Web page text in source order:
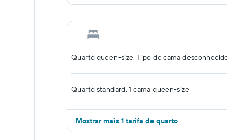
Quarto queen-size, Tipo de cama
Quarto standard, 1 cama queen-size
Mostrar mais 1 tarifa de quarto